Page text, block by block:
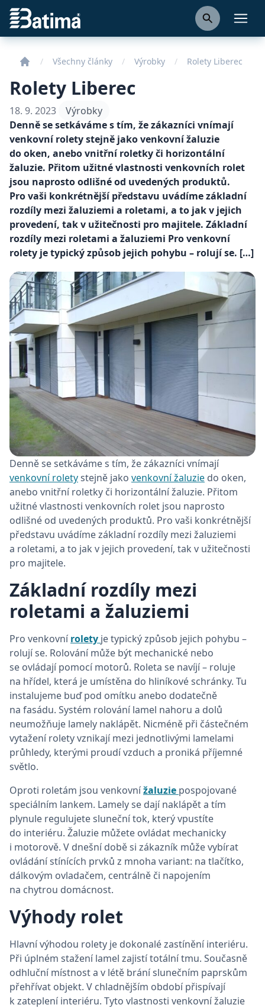
Batima
Všechny články Výrobky Rolety Liberec
Rolety Liberec
18. 9. 2023
Výrobky
Denně se setkáváme s tím, že zákazníci vnímají
venkovní rolety stejně jako venkovní žaluzie
do oken, anebo vnitřní roletky či horizontální
žaluzie. Přitom užitné vlastnosti venkovních rolet
jsou naprosto odlišné od uvedených produktů.
Pro vaši konkrétnější představu uvádíme základní
rozdíly mezi žaluziemi a roletami, a to jak v jejich
provedení, tak v užitečnosti pro majitele. Základní
rozdíly mezi roletami a žaluziemi Pro venkovní
rolety je typický způsob jejich pohybu – rolují se. […]
Denně se setkáváme s tím, že zákazníci vnímají
venkovní roletystejně jako venkovní žaluzie do oken,
anebo vnitřní roletky či horizontální žaluzie. Přitom
užitné vlastnosti venkovních rolet jsou naprosto
odlišné od uvedených produktů. Pro vaši konkrétnější
představu uvádíme základní rozdíly mezi žaluziemi
a roletami, a to jak v jejich provedení, tak v užitečnosti
pro majitele.
Základní rozdíly mezi
roletami a žaluziemi
Pro venkovní rolety je typický způsob jejich pohybu –
rolují se. Rolování může být mechanické nebo
se ovládají pomocí motorů. Roleta se navíjí – roluje
na hřídel, která je umístěna do hliníkové schránky. Tu
instalujeme buď pod omítku anebo dodatečně
na fasádu. Systém rolování lamel nahoru a dolů
neumožňuje lamely naklápět. Nicméně při částečném
vytažení rolety vznikají mezi jednotlivými lamelami
průhledy, kterými proudí vzduch a proniká příjemné
světlo.
Oproti roletám jsou venkovnížaluzie pospojované
speciálním lankem. Lamely se dají naklápět a tím
plynule regulujete sluneční tok, který vpustíte
do interiéru. Žaluzie můžete ovládat mechanicky
i motorově. V dnešní době si zákazník může vybírat
ovládání stínících prvků z mnoha variant: na tlačítko,
dálkovým ovladačem, centrálně či napojením
na chytrou domácnost.
Výhody rolet
Hlavní výhodou rolety je dokonalé zastínění interiéru.
Při úplném stažení lamel zajistí totální tmu. Současně
odhluční místnost a v létě brání slunečním paprskům
přehřívat objekt. V chladnějším období přispívají
k zateplení interiéru. Tyto vlastnosti venkovní žaluzie